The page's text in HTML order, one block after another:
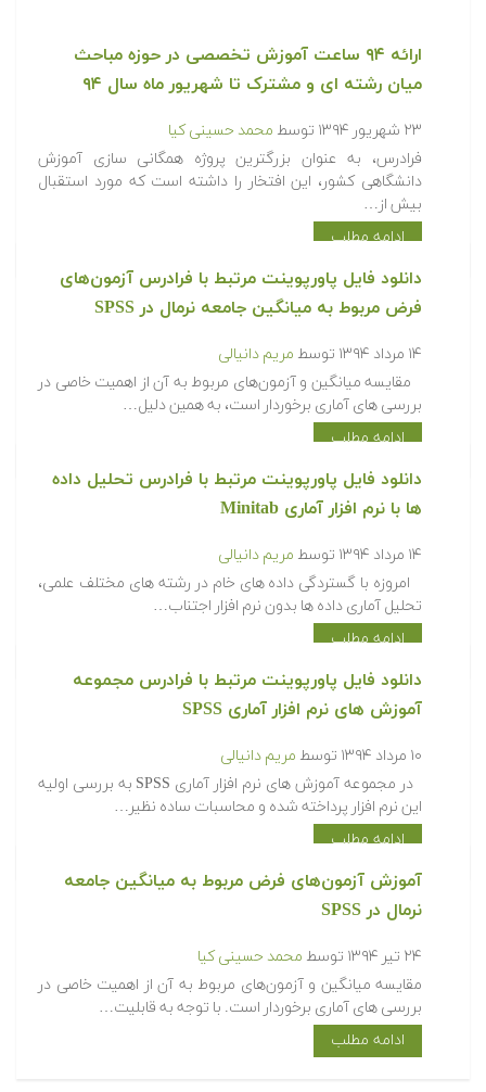
ارائه ۹۴ ساعت آموزش تخصصی در حوزه مباحث
میان رشته ای و مشترک تا شهریور ماه سال ۹۴
۲۳ شهریور ۱۳۹۴ توسط محمد حسینی کیا
فرادرس، به عنوان بزرگترین پروژه همگانی سازی آموزش
دانشگاهی کشور، این افتخار را داشته است که مورد استقبال
بیش از…
ادامه مطلب
دانلود فایل پاورپوینت مرتبط با فرادرس آزمون‌های
فرض مربوط به میانگین جامعه نرمال در SPSS
۱۴ مرداد ۱۳۹۴ توسط مریم دانیالی
مقایسه میانگین و آزمون‌های مربوط به آن از اهمیت خاصی در
بررسی های آماری برخوردار است، به همین دلیل…
ادامه مطلب
دانلود فایل پاورپوینت مرتبط با فرادرس تحلیل داده
ها با نرم افزار آماری Minitab
۱۴ مرداد ۱۳۹۴ توسط مریم دانیالی
امروزه با گستردگی داده های خام در رشته های مختلف علمی،
تحلیل آماری داده ها بدون نرم افزار اجتناب…
ادامه مطلب
دانلود فایل پاورپوینت مرتبط با فرادرس مجموعه
آموزش های نرم افزار آماری SPSS
۱۰ مرداد ۱۳۹۴ توسط مریم دانیالی
در مجموعه آموزش های نرم افزار آماری SPSS به بررسی اولیه
این نرم افزار پرداخته شده و محاسبات ساده نظیر…
ادامه مطلب
آموزش آزمون‌های فرض مربوط به میانگین جامعه
نرمال در SPSS
۲۴ تیر ۱۳۹۴ توسط محمد حسینی کیا
مقایسه میانگین و آزمون‌های مربوط به آن از اهمیت خاصی در
بررسی های آماری برخوردار است. با توجه به قابلیت…
ادامه مطلب